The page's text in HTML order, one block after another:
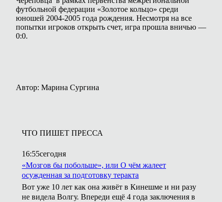
футбольной федерации «Золотое кольцо» среди
юношей 2004-2005 года рождения. Несмотря на все
попытки игроков открыть счет, игра прошла вничью —
0:0.
Автор: Марина Сургина
ЧТО ПИШЕТ ПРЕССА
16:55сегодня
«Мозгов бы побольше», или О чём жалеет
осужденная за подготовку теракта
Вот уже 10 лет как она живёт в Кинешме и ни разу
не видела Волгу. Впереди ещё 4 года заключения в